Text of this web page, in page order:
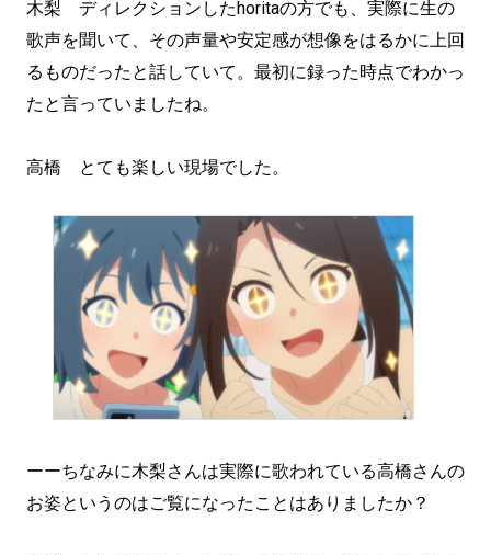
木梨 ディレクションしたhoritaの方でも、実際に生の
歌声を聞いて、その声量や安定感が想像をはるかに上回
るものだったと話していて。最初に録った時点でわかっ
たと言っていましたね。
高橋 とても楽しい現場でした。
ーーちなみに木梨さんは実際に歌われている高橋さんの
お姿というのはご覧になったことはありましたか？